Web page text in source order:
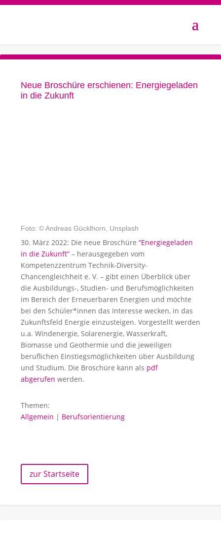
Neue Broschüre erschienen: Energiegeladen
in die Zukunft
Foto: © Andreas Gücklhorn, Unsplash
30. März 2022: Die neue Broschüre “Energiegeladen
in die Zukunft” – herausgegeben vom
Kompetenzzentrum Technik-Diversity-
Chancengleichheit e. V. – gibt einen Überblick über
die Ausbildungs-, Studien- und Berufsmöglichkeiten
im Bereich der Erneuerbaren Energien und möchte
bei den Schüler*innen das Interesse wecken, in das
Zukunftsfeld Energie einzusteigen. Vorgestellt werden
u.a. Windenergie, Solarenergie, Wasserkraft,
Biomasse und Geothermie und die jeweiligen
beruflichen Einstiegsmöglichkeiten über Ausbildung
und Studium. Die Broschüre kann als pdf
abgerufen werden.
Themen:
Allgemein | Berufsorientierung
zur Startseite